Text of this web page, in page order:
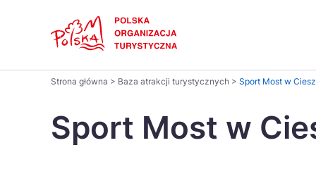
na
stronie
Strona główna > Baza atrakcji turystycznych > Sport Most w
Sport Most w